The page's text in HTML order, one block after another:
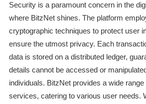
Security is a paramount concern in the
where BitzNet shines. The platform
cryptographic techniques to protect user
ensure the utmost privacy. Each
data is stored on a distributed ledger,
details cannot be accessed or
individuals. BitzNet provides a wide
services, catering to various user needs.